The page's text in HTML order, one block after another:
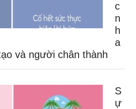
c
n
h
a
và người chân thành
S
ự